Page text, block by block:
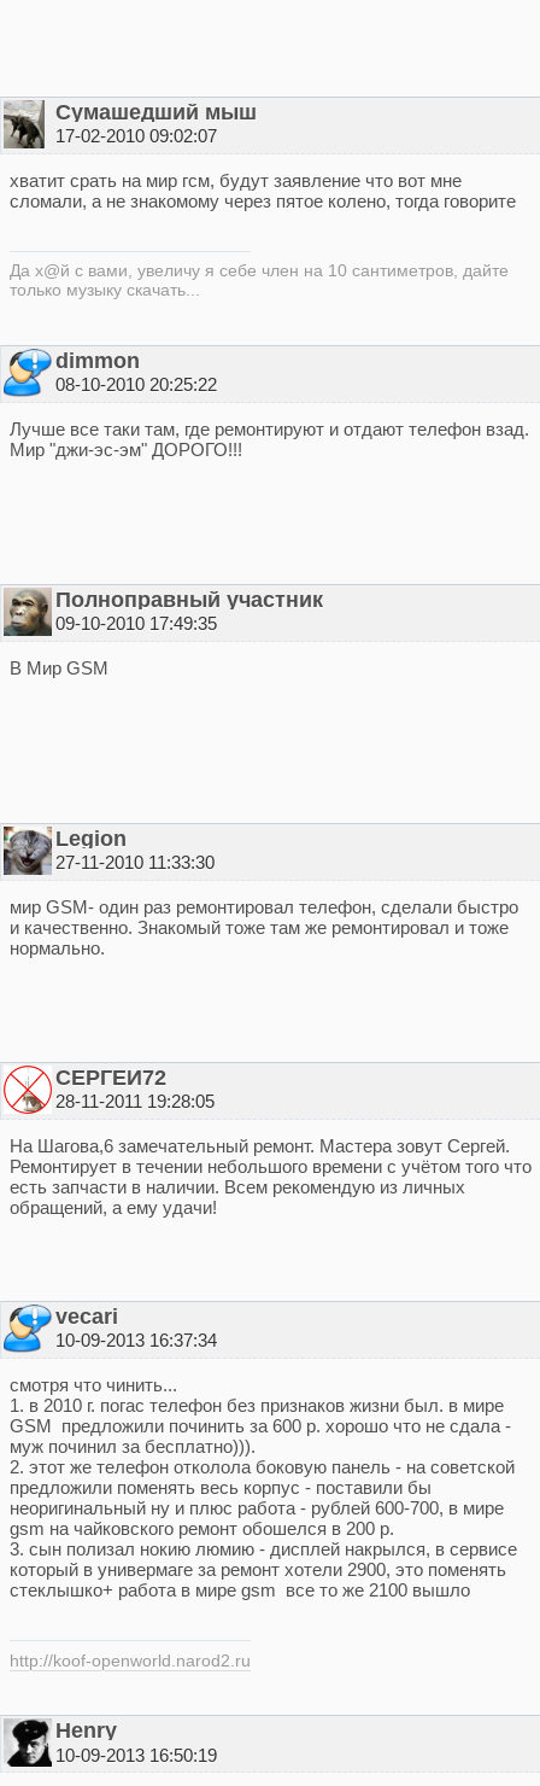
Сумашедший мыш
17-02-2010 09:02:07
хватит срать на мир гсм, будут заявление что вот мне
сломали, а не знакомому через пятое колено, тогда говорите
Да х@й с вами, увеличу я себe член на 10 сантиметров, дайте
только музыку скачать...
dimmon
08-10-2010 20:25:22
Лучше все таки там, где ремонтируют и отдают телефон взад.
Мир "джи-эс-эм" ДОРОГО!!!
Полноправный участник
09-10-2010 17:49:35
В Мир GSM
Legion
27-11-2010 11:33:30
мир GSM- один раз ремонтировал телефон, сделали быстро
и качественно. Знакомый тоже там же ремонтировал и тоже
нормально.
СЕРГЕЙ72
28-11-2011 19:28:05
На Шагова,6 замечательный ремонт. Мастера зовут Сергей.
Ремонтирует в течении небольшого времени с учётом того что
есть запчасти в наличии. Всем рекомендую из личных
обращений, а ему удачи!
vecari
10-09-2013 16:37:34
смотря что чинить...
1. в 2010 г. погас телефон без признаков жизни был. в мире
GSM предложили починить за 600 р. хорошо что не сдала -
муж починил за бесплатно))).
2. этот же телефон отколола боковую панель - на советской
предложили поменять весь корпус - поставили бы
неоригинальный ну и плюс работа - рублей 600-700, в мире
gsm на чайковского ремонт обошелся в 200 р.
3. сын полизал нокию люмию - дисплей накрылся, в сервисе
который в универмаге за ремонт хотели 2900, это поменять
стеклышко+ работа в мире gsm все то же 2100 вышло
http://koof-openworld.narod2.ru
Henry
10-09-2013 16:50:19